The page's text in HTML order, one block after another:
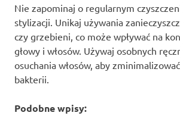
Nie zapominaj o regularnym
stylizacji. Unikaj używania
czy grzebieni, co może wpływać na
głowy i włosów. Używaj osobnych
osuchania włosów, aby
bakterii.
Podobne wpisy: